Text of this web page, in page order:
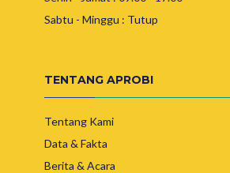
Sabtu - Minggu : Tutup
TENTANG APROBI
Tentang Kami
Data & Fakta
Berita & Acara